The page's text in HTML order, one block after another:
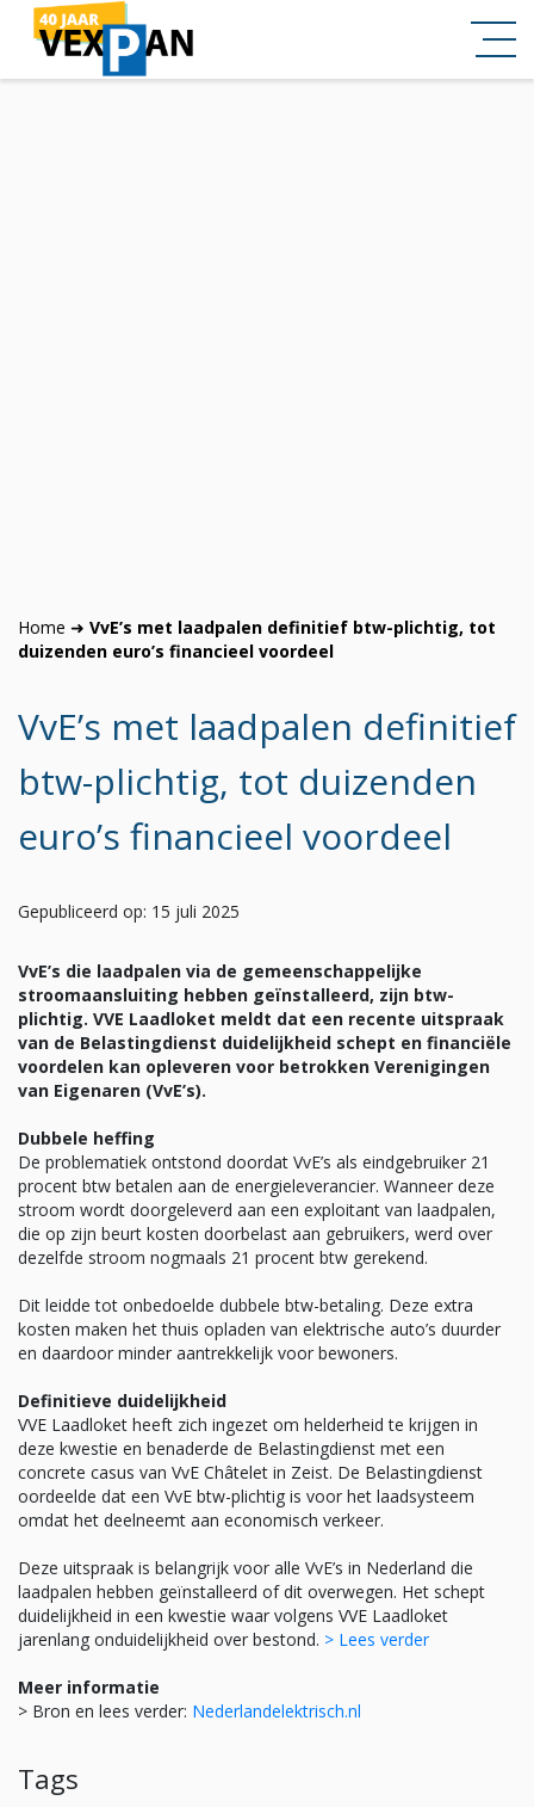
Home ➜ VvE’s met laadpalen definitief btw-plichtig, tot
duizenden euro’s financieel voordeel
VvE’s met laadpalen definitief
btw-plichtig, tot duizenden
euro’s financieel voordeel
Gepubliceerd op: 15 juli 2025
VvE’s die laadpalen via de gemeenschappelijke
stroomaansluiting hebben geïnstalleerd, zijn btw-
plichtig. VVE Laadloket meldt dat een recente uitspraak
van de Belastingdienst duidelijkheid schept en financiële
voordelen kan opleveren voor betrokken Verenigingen
van Eigenaren (VvE’s).
Dubbele heffing
De problematiek ontstond doordat VvE’s als eindgebruiker 21
procent btw betalen aan de energieleverancier. Wanneer deze
stroom wordt doorgeleverd aan een exploitant van laadpalen,
die op zijn beurt kosten doorbelast aan gebruikers, werd over
dezelfde stroom nogmaals 21 procent btw gerekend.
Dit leidde tot onbedoelde dubbele btw-betaling. Deze extra
kosten maken het thuis opladen van elektrische auto’s duurder
en daardoor minder aantrekkelijk voor bewoners.
Definitieve duidelijkheid
VVE Laadloket heeft zich ingezet om helderheid te krijgen in
deze kwestie en benaderde de Belastingdienst met een
concrete casus van VvE Châtelet in Zeist. De Belastingdienst
oordeelde dat een VvE btw-plichtig is voor het laadsysteem
omdat het deelneemt aan economisch verkeer.
Deze uitspraak is belangrijk voor alle VvE’s in Nederland die
laadpalen hebben geïnstalleerd of dit overwegen. Het schept
duidelijkheid in een kwestie waar volgens VVE Laadloket
jarenlang onduidelijkheid over bestond. > Lees verder
Meer informatie
> Bron en lees verder: Nederlandelektrisch.nl
Tags